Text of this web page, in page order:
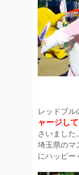
レッドブ
ャージし
さいました
埼玉県のマ
にハッピ